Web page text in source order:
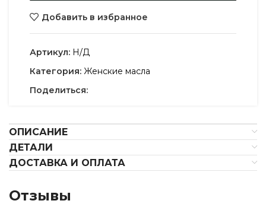
Добавить в избранное
Артикул: Н/Д
Категория: Женские масла
Поделиться:
ОПИСАНИЕ
ДЕТАЛИ
ДОСТАВКА И ОПЛАТА
Отзывы